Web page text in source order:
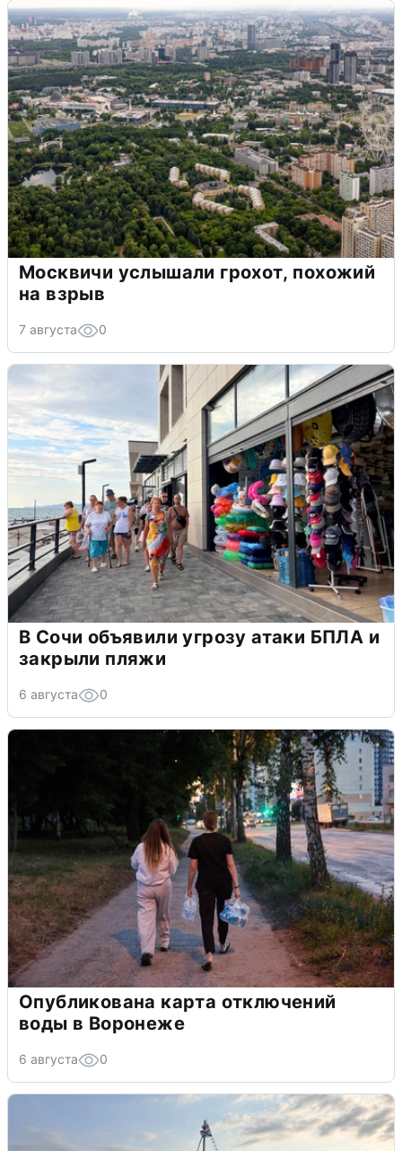
Москвичи услышали грохот, похожий
на взрыв
7 августа 0
В Сочи объявили угрозу атаки БПЛА и
закрыли пляжи
6 августа 0
Опубликована карта отключений
воды в Воронеже
6 августа 0